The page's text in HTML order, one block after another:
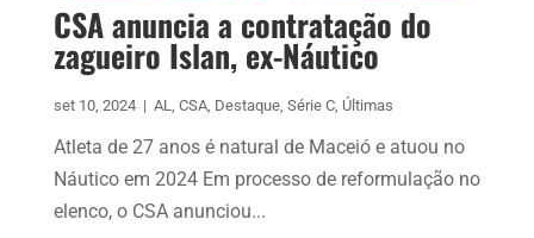
CSA anuncia a contratação do
zagueiro Islan, ex-Náutico
set 10, 2024 | AL, CSA, Destaque, Série C, Últimas
Atleta de 27 anos é natural de Maceió e atuou no
Náutico em 2024 Em processo de reformulação no
elenco, o CSA anunciou...